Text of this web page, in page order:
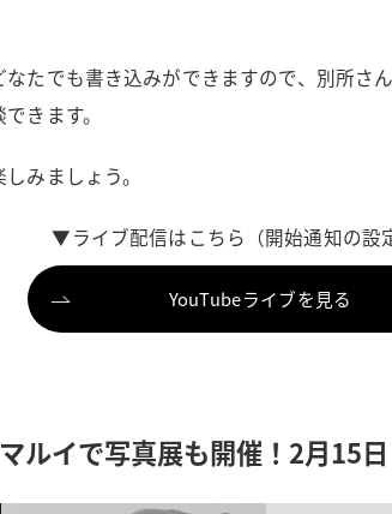
たでも書き込みができますので、別所さ
きます。
みましょう。
▼ライブ配信はこちら（開始通知の設
YouTubeライブを見る
ルイで写真展も開催！2月15日